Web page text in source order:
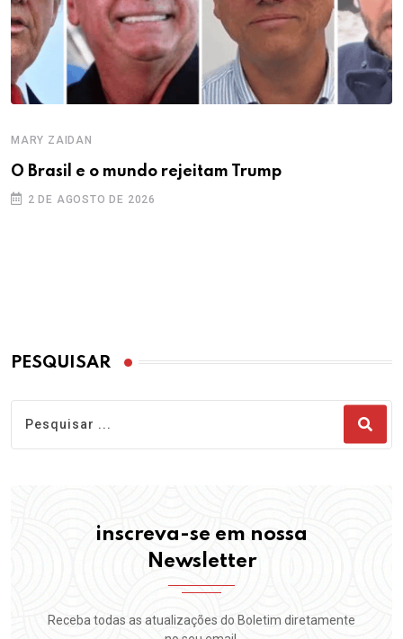
MARY ZAIDAN
O Brasil e o mundo rejeitam Trump
2 DE AGOSTO DE 2026
PESQUISAR
inscreva-se em nossa
Newsletter
Receba todas as atualizações do Boletim diretamente